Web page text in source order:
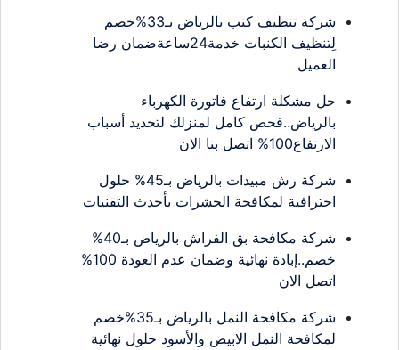
شركة تنظيف كنب بالرياض بـ33%خصم
لِتنظيف الكنبات خدمة24ساعةضمان رضا
العميل
حل مشكلة ارتفاع فاتورة الكهرباء
بالرياض..فحص كامل لمنزلك لتحديد أسباب
الارتفاع100% اتصل بنا الان
شركة رش مبيدات بالرياض بـ45% حلول
احترافية لمكافحة الحشرات بأحدث التقنيات
شركة مكافحة بق الفراش بالرياض بـ40%
خصم..إبادة نهائية وضمان عدم العودة 100%
اتصل الان
شركة مكافحة النمل بالرياض بـ35%خصم
لمكافحة النمل الابيض والأسود حلول نهائية